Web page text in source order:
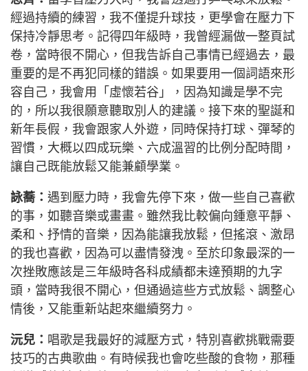
經過持續的練習，我不僅提升球技，更學會在壓力下
保持冷靜思考。記得四年級時，我曾經漏做一整頁試
卷，當時很不開心，但我告訴自己事情已經過去，最
重要的是不再犯同樣的錯誤。如果要用一個詞語來形
容自己，我會用「虛懷若谷」，因為知識是學不完
的，所以我很願意聽取別人的建議。接下來的聖誕和
新年長假，我會跟家人外遊，同時保持打球、彈琴的
習慣，大概以四成玩樂、六成溫習的比例分配時間，
讓自己既能放鬆又能兼顧學業。
詠蕎： 遇到壓力時，我會先停下來，做一些自己喜歡
的事，如聽音樂或畫畫。雖然我比較偏向鍾意平靜、
柔和、抒情的音樂，因為能讓我放鬆，但搖滾、激昂
的我也喜歡，因為可以盡情發洩。至於印象最深的一
次挫敗應該是三年級時各科成績都未達預期的九字
頭，當時我很不開心，但通過這些方式放鬆、調整心
情後，又能重新站起來繼續努力。
沅兒： 唱歌是我最好的減壓方式，特別喜歡挑戰需要
技巧的古典歌曲。有時候我也會吃些酸的食物，那種